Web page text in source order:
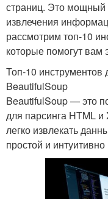
страниц. Это мощный
извлечения
рассмотрим топ-10
которые помогут
Топ-10 инструментов
BeautifulSoup
BeautifulSoup — это
для парсинга HTML
легко извлекать
простой и